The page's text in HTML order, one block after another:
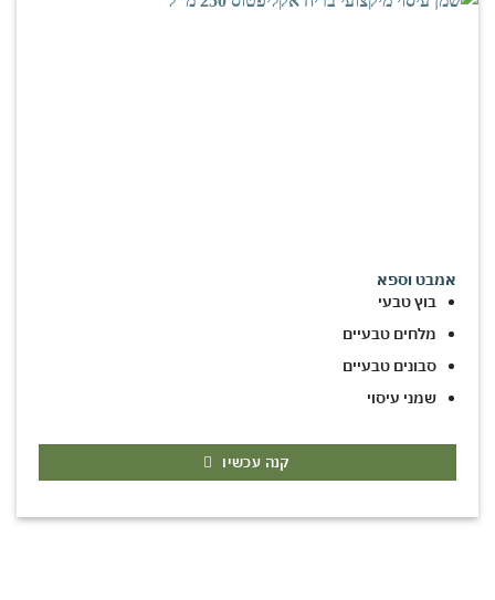
אמבט וספא
בוץ טבעי
מלחים טבעיים
סבונים טבעיים
שמני עיסוי
קנה עכשיו